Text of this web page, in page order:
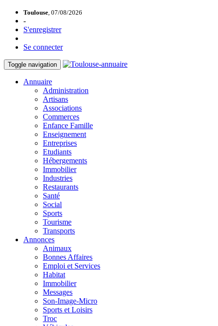
Toulouse, 07/08/2026
-
S'enregistrer
Se connecter
Toggle navigation
Annuaire
Administration
Artisans
Associations
Commerces
Enfance Famille
Enseignement
Entreprises
Etudiants
Hébergements
Immobilier
Industries
Restaurants
Santé
Social
Sports
Tourisme
Transports
Annonces
Animaux
Bonnes Affaires
Emploi et Services
Habitat
Immobilier
Messages
Son-Image-Micro
Sports et Loisirs
Troc